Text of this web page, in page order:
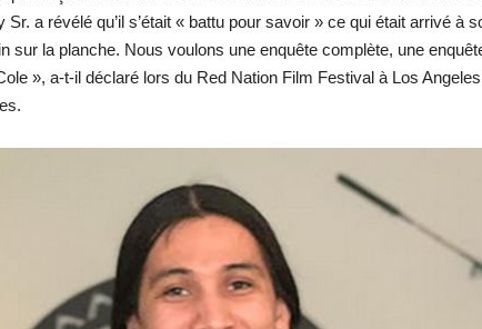
Sr. a révélé qu’il s’était « battu pour savoir » ce qui était arrivé à
sur la planche. Nous voulons une enquête complète, une
», a-t-il déclaré lors du Red Nation Film Festival à Los